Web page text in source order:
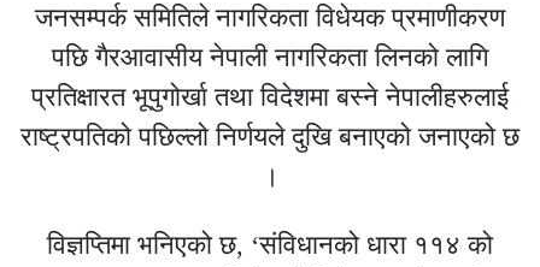
जनसम्पर्क समितिले नागरिकता विधेयक प्रमाणीकरण
पछि गैरआवासीय नेपाली नागरिकता लिनको लागि
प्रतिक्षारत भूपुगोर्खा तथा विदेशमा बस्ने नेपालीहरुलाई
राष्ट्रपतिको पछिल्लो निर्णयले दुखि बनाएको जनाएको छ
।
विज्ञप्तिमा भनिएको छ, ‘संविधानको धारा ११४ को